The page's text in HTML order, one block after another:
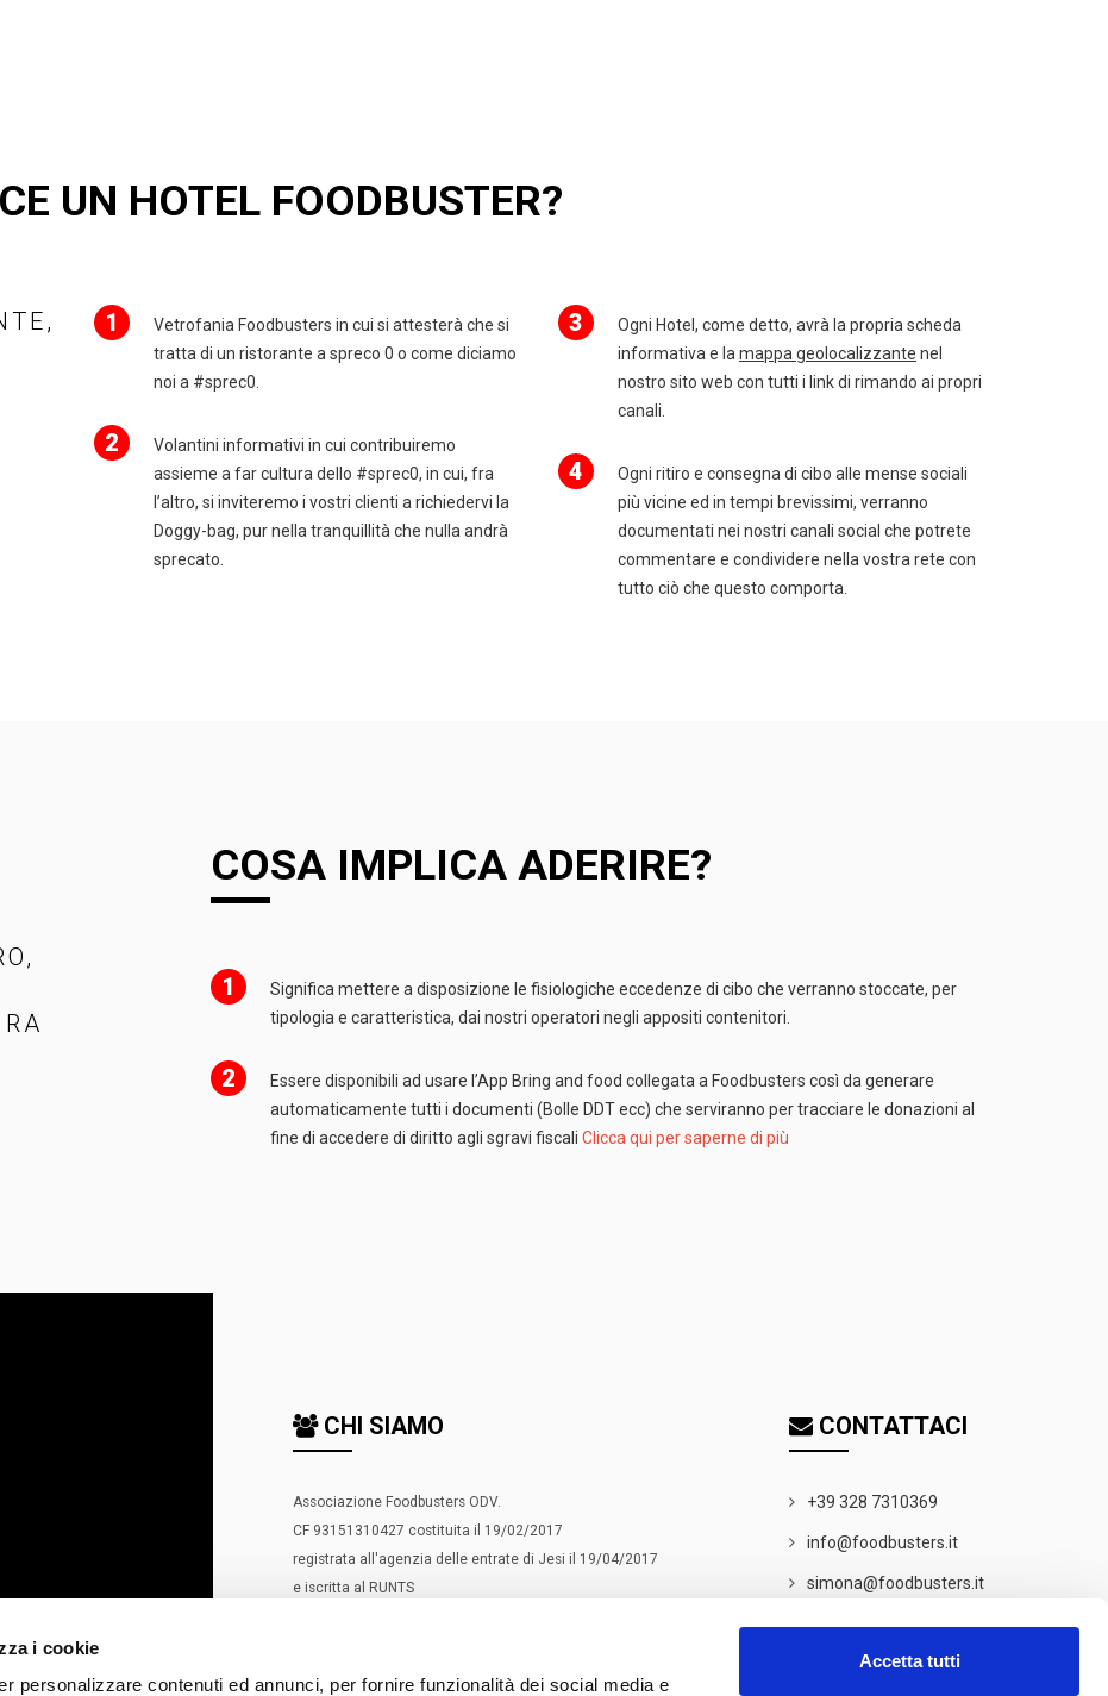
i cookie
personalizzare contenuti ed annunci, per fornire funzionalità dei social media e
Accetta tutti
UN HOTEL FOODBUSTER?
1
Vetrofania Foodbusters in cui si attesterà che si
tratta di un ristorante a spreco 0 o come diciamo
noi a #sprec0.
2
Volantini informativi in cui contribuiremo
assieme a far cultura dello #sprec0, in cui, fra
l’altro, si inviteremo i vostri clienti a richiedervi la
Doggy-bag, pur nella tranquillità che nulla andrà
sprecato.
3
Ogni Hotel, come detto, avrà la propria scheda
informativa e la mappa geolocalizzante nel
nostro sito web con tutti i link di rimando ai propri
canali.
4
Ogni ritiro e consegna di cibo alle mense sociali
più vicine ed in tempi brevissimi, verranno
documentati nei nostri canali social che potrete
commentare e condividere nella vostra rete con
tutto ciò che questo comporta.
COSA IMPLICA ADERIRE?
1
Significa mettere a disposizione le fisiologiche eccedenze di cibo che verranno stoccate, per
tipologia e caratteristica, dai nostri operatori negli appositi contenitori.
2
Essere disponibili ad usare l’App Bring and food collegata a Foodbusters così da generare
automaticamente tutti i documenti (Bolle DDT ecc) che serviranno per tracciare le donazioni al
fine di accedere di diritto agli sgravi fiscali Clicca qui per saperne di più
CHI SIAMO
Associazione Foodbusters ODV.
CF 93151310427 costituita il 19/02/2017
registrata all'agenzia delle entrate di Jesi il 19/04/2017
e iscritta al RUNTS
CONTATTACI
+39 328 7310369
info@foodbusters.it
simona@foodbusters.it
NEWSLETTER